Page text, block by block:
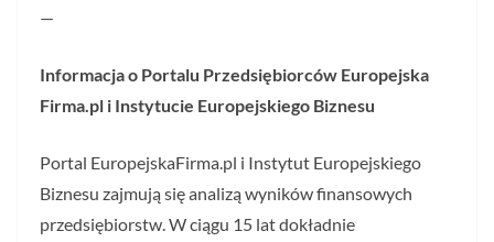
—
Informacja o Portalu Przedsiębiorców Europejska
Firma.pl i Instytucie Europejskiego Biznesu
Portal EuropejskaFirma.pl i Instytut Europejskiego
Biznesu zajmują się analizą wyników finansowych
przedsiębiorstw. W ciągu 15 lat dokładnie